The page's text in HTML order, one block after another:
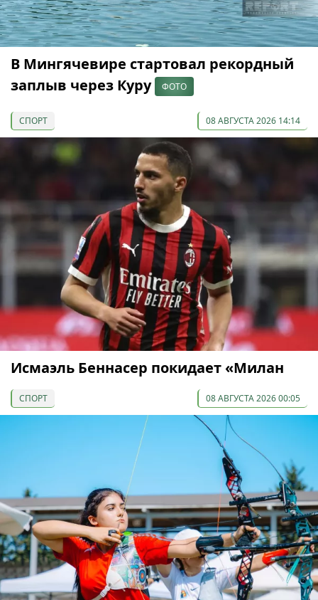
В Мингячевире стартовал рекордный
заплыв через Куру
ФОТО
СПОРТ 08 АВГУСТА 2026 14:14
Исмаэль Беннасер покидает «Милан
СПОРТ 08 АВГУСТА 2026 00:05